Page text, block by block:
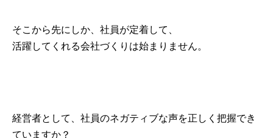
そこから先にしか、社員が定着して、
活躍してくれる会社づくりは始まりません。
経営者として、社員のネガティブな声を正しく把握でき
ていますか？